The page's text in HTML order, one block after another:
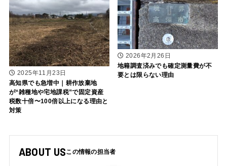
2025年11月23日
高知県でも急増中｜耕作放棄地
が“雑種地や宅地課税”で固定資産
税数十倍〜100倍以上になる理由と
対策
2026年2月26日
地籍調査済みでも確定測量費が不
要とは限らない理由
ABOUT US